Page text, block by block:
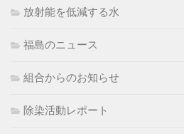
放射能を低減する水
福島のニュース
組合からのお知らせ
除染活動レポート